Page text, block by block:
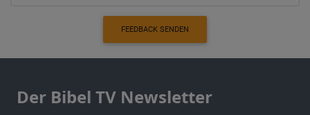
FEEDBACK SENDEN
Der Bibel TV Newsletter